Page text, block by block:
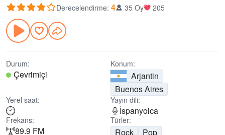
Derecelendirme: 4 35 Oy 205
Durum:
Çevrimiçi
Konum:
Arjantin
Buenos Aires
Yerel saat: Yayın dili:
İspanyolca
Frekans:
89.9 FM
Türler:
Rock Pop